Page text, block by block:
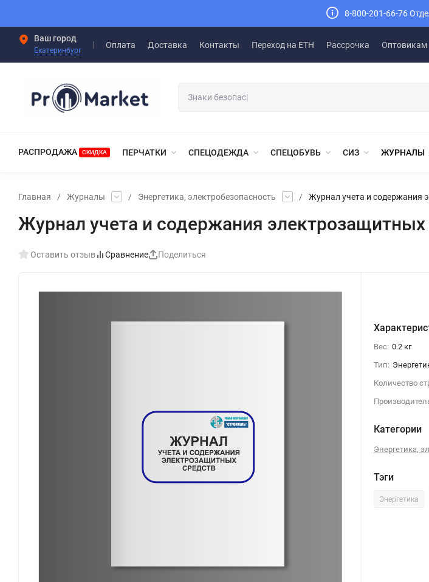
8-800-201-66-76
Ваш город
Екатеринбург
Оплата Доставка Контакты Переход на ЕТН Рассрочка Оптовикам
РАСПРОДАЖА СКИДКА ПЕРЧАТКИ СПЕЦОДЕЖДА СПЕЦОБУВЬ СИЗ ЖУРНАЛЫ
Главная / Журналы / Энергетика, электробезопасность / Журнал учета и содержания
Журнал учета и содержания электрозащитных
Оставить отзыв Сравнение Поделиться
Вес: 0.2 кг
Тип:
Количество
Категории
Энергетика,
Тэги
Энергетика